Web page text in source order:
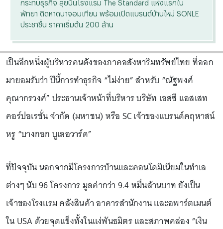
กระทบธุรกิจ ลุยปั้นโรงแรม The Standard แห่งแรกใน
พัทยา ติดหาดนาจอมเทียน พร้อมเปิดแบรนด์บ้านใหม่ SONLE
ประชาชื่น ราคาเริ่มต้น 200 ล้าน
เป็นอีกหนึ่งผู้บริหารคนดังของภาคอสังหาริมทรัพย์ไทย ที่ออก
มายอมรับว่า ปีนี้การทำธุรกิจ “ไม่ง่าย” สำหรับ “ณัฐพงศ์
คุณากรวงศ์” ประธานเจ้าหน้าที่บริหาร บริษัท เอสซี แอสเสท
คอร์ปอเรชั่น จำกัด (มหาชน) หรือ SC เจ้าของแบรนด์คฤหาสน์
หรู “บางกอก บูเลอวาร์ด”
ที่ปัจจุบัน นอกจากมีโครงการบ้านและคอนโดมิเนียมในทำเล
ต่างๆ นับ 96 โครงการ มูลค่ากว่า 9.4 หมื่นล้านบาท ยังเป็น
เจ้าของโรงแรม คลังสินค้า อาคารสำนักงาน และอพาร์ตเมนต์
ใน USA ด้วยจุดแข็งทั้งในแง่พันธมิตร และสภาพคล่อง “เงิน